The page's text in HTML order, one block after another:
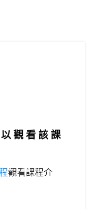
觀看該課
觀看課程介